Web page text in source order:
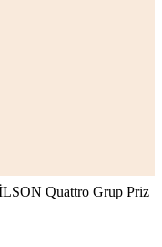
Quattro Grup Priz